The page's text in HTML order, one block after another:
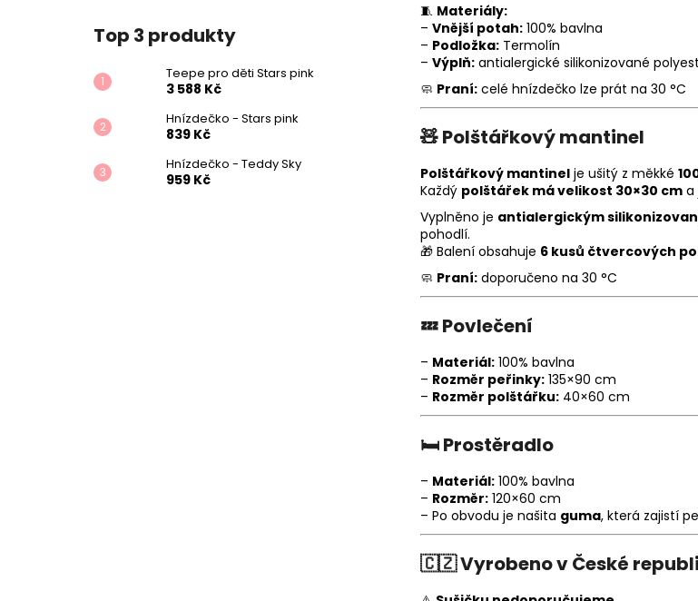
Top 3 produkty
Teepe pro děti Stars pink
3 588 Kč
Hnízdečko - Stars pink
839 Kč
Hnízdečko - Teddy Sky
959 Kč
🧵 Materiály:
– Vnější potah: 100% bavlna
– Podložka: Termolín
– Výplň: antialergické silikonizované
🧼 Praní: celé hnízdečko lze prát na 30 °C
🧸Polštářkový mantinel
Polštářkový mantinel je ušitý z měkké
Každý polštářek má velikost 30×30 cm a
Vyplněno je antialergickým
pohodlí.
🎁 Balení obsahuje 6 kusů čtvercových
🧼 Praní: doporučeno na 30 °C
💤Povlečení
– Materiál: 100% bavlna
– Rozměr peřinky: 135×90 cm
– Rozměr polštářku: 40×60 cm
🛏️Prostěradlo
– Materiál: 100% bavlna
– Rozměr: 120×60 cm
– Po obvodu je našita guma, která zajistí
🇨🇿Vyrobeno v České